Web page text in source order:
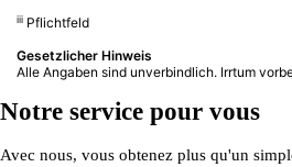
iii Pflichtfeld
Gesetzlicher Hinweis
Alle Angaben sind unverbindlich. Irrtum
Notre service pour vous
Avec nous, vous obtenez plus qu'un